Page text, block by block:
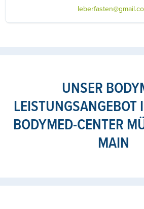
UNSER
LEISTUNGSANGEBOT
BODYMED-CENTER
MAIN